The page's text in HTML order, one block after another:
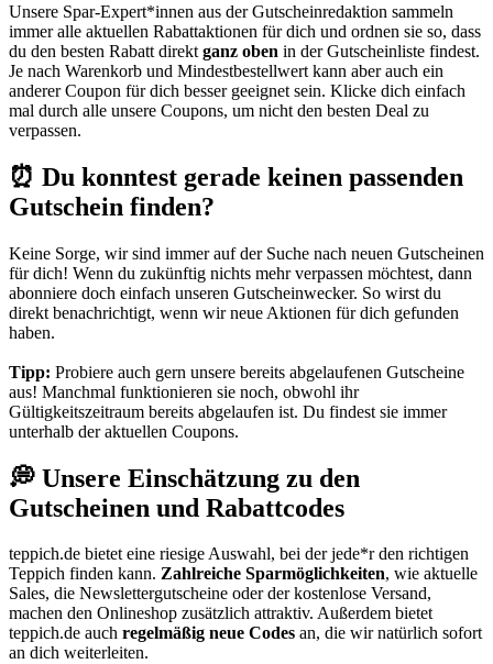
Unsere Spar-Expert*innen aus der Gutscheinredaktion sammeln
immer alle aktuellen Rabattaktionen für dich und ordnen sie so, dass
du den besten Rabatt direkt ganz oben in der Gutscheinliste findest.
Je nach Warenkorb und Mindestbestellwert kann aber auch ein
anderer Coupon für dich besser geeignet sein. Klicke dich einfach
mal durch alle unsere Coupons, um nicht den besten Deal zu
verpassen.
⏰ Du konntest gerade keinen passenden
Gutschein finden?
Keine Sorge, wir sind immer auf der Suche nach neuen Gutscheinen
für dich! Wenn du zukünftig nichts mehr verpassen möchtest, dann
abonniere doch einfach unseren Gutscheinwecker. So wirst du
direkt benachrichtigt, wenn wir neue Aktionen für dich gefunden
haben.
Tipp: Probiere auch gern unsere bereits abgelaufenen Gutscheine
aus! Manchmal funktionieren sie noch, obwohl ihr
Gültigkeitszeitraum bereits abgelaufen ist. Du findest sie immer
unterhalb der aktuellen Coupons.
💭 Unsere Einschätzung zu den
Gutscheinen und Rabattcodes
teppich.de bietet eine riesige Auswahl, bei der jede*r den richtigen
Teppich finden kann. Zahlreiche Sparmöglichkeiten, wie aktuelle
Sales, die Newslettergutscheine oder der kostenlose Versand,
machen den Onlineshop zusätzlich attraktiv. Außerdem bietet
teppich.de auch regelmäßig neue Codes an, die wir natürlich sofort
an dich weiterleiten.